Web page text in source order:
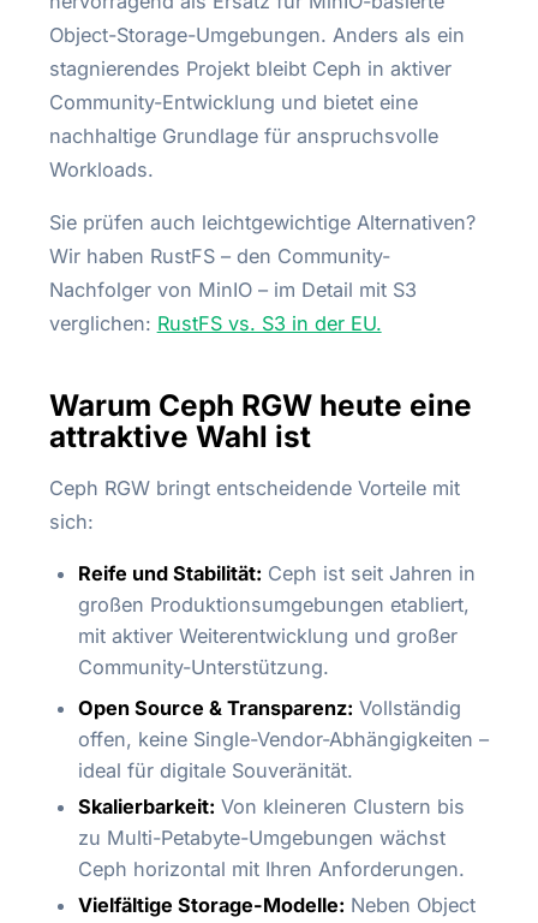
Object-Storage-Umgebungen. Anders als ein
stagnierendes Projekt bleibt Ceph in aktiver
Community-Entwicklung und bietet eine
nachhaltige Grundlage für anspruchsvolle
Workloads.
Sie prüfen auch leichtgewichtige Alternativen?
Wir haben RustFS – den Community-
Nachfolger von MinIO – im Detail mit S3
verglichen: RustFS vs. S3 in der EU.
Warum Ceph RGW heute eine
attraktive Wahl ist
Ceph RGW bringt entscheidende Vorteile mit
sich:
Reife und Stabilität: Ceph ist seit Jahren in
großen Produktionsumgebungen etabliert,
mit aktiver Weiterentwicklung und großer
Community-Unterstützung.
Open Source & Transparenz: Vollständig
offen, keine Single-Vendor-Abhängigkeiten –
ideal für digitale Souveränität.
Skalierbarkeit: Von kleineren Clustern bis
zu Multi-Petabyte-Umgebungen wächst
Ceph horizontal mit Ihren Anforderungen.
Vielfältige Storage-Modelle: Neben Object